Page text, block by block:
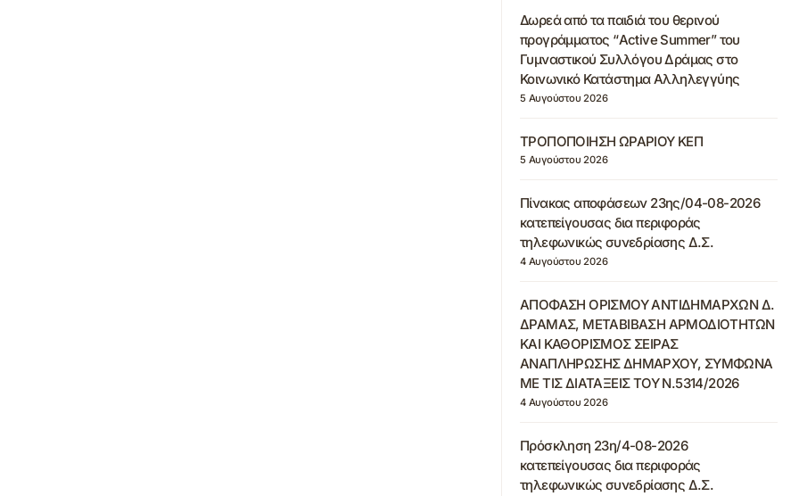
Δωρεά από τα παιδιά του θερινού
προγράμματος “Active Summer” του
Γυμναστικού Συλλόγου Δράμας στο
Κοινωνικό Κατάστημα Αλληλεγγύης
5 Αυγούστου 2026
ΤΡΟΠΟΠΟΙΗΣΗ ΩΡΑΡΙΟΥ ΚΕΠ
5 Αυγούστου 2026
Πίνακας αποφάσεων 23ης/04-08-2026
κατεπείγουσας δια περιφοράς
τηλεφωνικώς συνεδρίασης Δ.Σ.
4 Αυγούστου 2026
ΑΠΟΦΑΣΗ ΟΡΙΣΜΟΥ ΑΝΤΙΔΗΜΑΡΧΩΝ Δ.
ΔΡΑΜΑΣ, ΜΕΤΑΒΙΒΑΣΗ ΑΡΜΟΔΙΟΤΗΤΩΝ
ΚΑΙ ΚΑΘΟΡΙΣΜΟΣ ΣΕΙΡΑΣ
ΑΝΑΠΛΗΡΩΣΗΣ ΔΗΜΑΡΧΟΥ, ΣΥΜΦΩΝΑ
ΜΕ ΤΙΣ ΔΙΑΤΑΞΕΙΣ ΤΟΥ Ν.5314/2026
4 Αυγούστου 2026
Πρόσκληση 23η/4-08-2026
κατεπείγουσας δια περιφοράς
τηλεφωνικώς συνεδρίασης Δ.Σ.